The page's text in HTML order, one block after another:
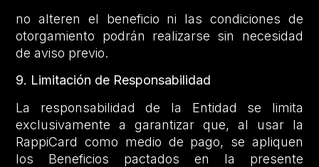
no alteren el beneficio ni las condiciones de
otorgamiento podrán realizarse sin necesidad
de aviso previo.
9. Limitación de Responsabilidad
La responsabilidad de la Entidad se limita
exclusivamente a garantizar que, al usar la
RappiCard como medio de pago, se apliquen
los Beneficios pactados en la presente